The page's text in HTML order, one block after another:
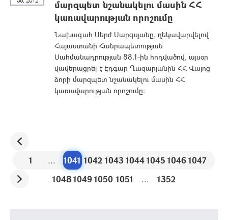
մարզպետ նշանակելու մասին ՀՀ
կառավարության որոշումը
Նախագահ Սերժ Սարգսյանը, ղեկավարվելով
Հայաստանի Հանրապետության
Սահմանադրության 88.1-ին հոդվածով, այսօր
վավերացրել է Էդգար Ղազարյանին ՀՀ Վայոց
ձորի մարզպետ նշանակելու մասին ՀՀ
կառավարության որոշումը:
1 ... 1041 1042 1043 1044 1045 1046 1047
104810491050 1051 ... 1352